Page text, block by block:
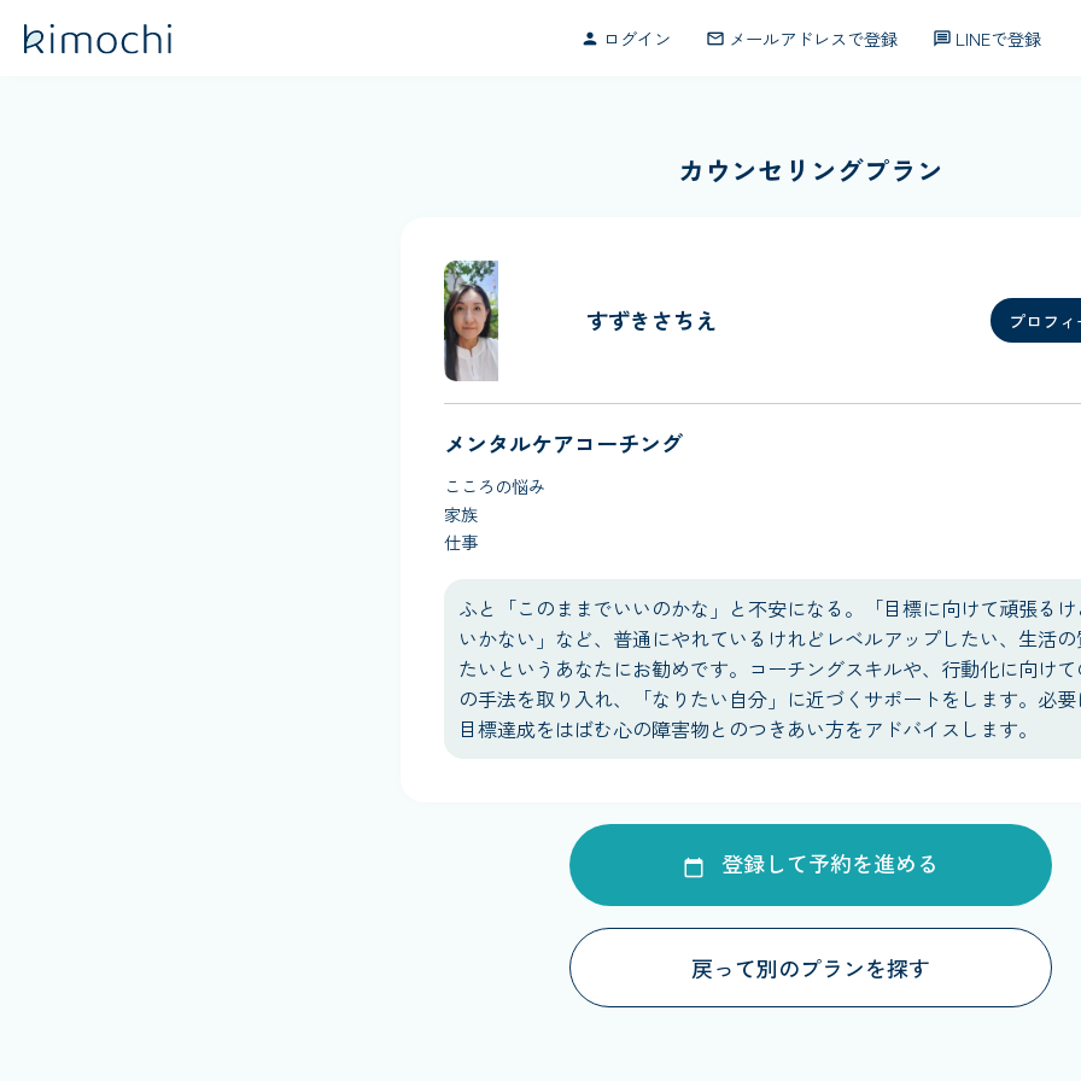
person ログイン mail_outline メールアドレスで登録 message LINEで登録
カウンセリングプラン
すずきさちえ プロフ
メンタルケアコーチング
こころの悩み
家族
仕事
ふと「このままでいいのかな」と不安になる。「目標に向けて頑張るけ
いかない」など、普通にやれているけれどレベルアップしたい、生活の
たいというあなたにお勧めです。コーチングスキルや、行動化に向け
の手法を取り入れ、「なりたい自分」に近づくサポートをします。必要
目標達成をはばむ心の障害物とのつきあい方をアドバイスします。
登録して予約を進める
戻って別のプランを探す